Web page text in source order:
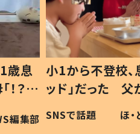
歳息
？」
編集部
小1から不登校、
ッド」だった
作り続ける理由
#令和の子
SNSで話題 ほ